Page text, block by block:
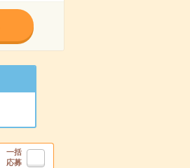
一括
応募